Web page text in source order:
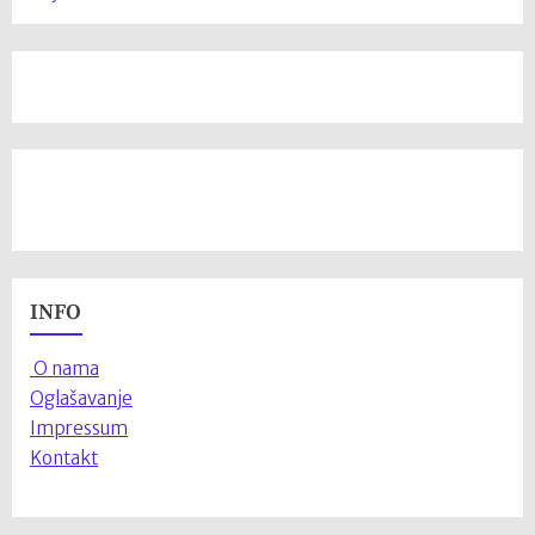
INFO
O nama
Oglašavanje
Impressum
Kontakt